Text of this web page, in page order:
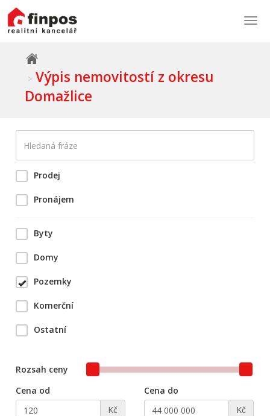
Výpis nemovitostí z okresu
Domažlice
Prodej
Pronájem
Byty
Domy
Pozemky
Komerční
Ostatní
Rozsah ceny
Cena od
Kč
Cena do
Kč